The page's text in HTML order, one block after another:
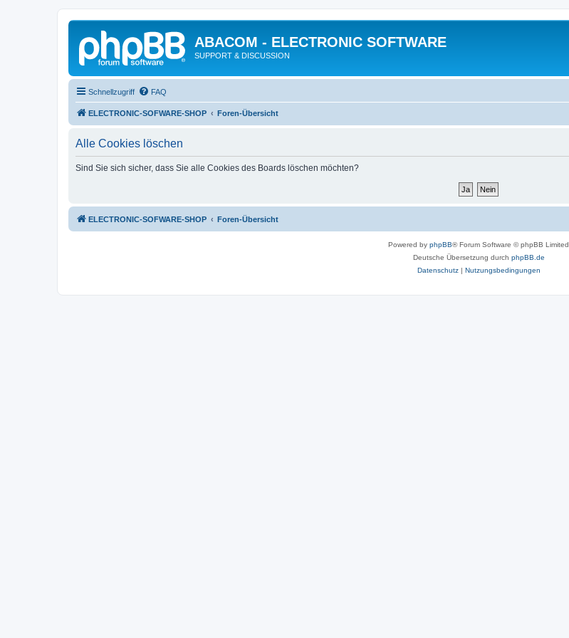
ABACOM - ELECTRONIC SOFTWARE
SUPPORT & DISCUSSION
Schnellzugriff FAQ
ELECTRONIC-SOFWARE-SHOP Foren-Übersicht
Alle Cookies löschen
Sind Sie sich sicher, dass Sie alle Cookies des Boards löschen möchten?
ELECTRONIC-SOFWARE-SHOP Foren-Übersicht
Powered by phpBB® Forum Software © phpBB Limited
Deutsche Übersetzung durch phpBB.de
Datenschutz| Nutzungsbedingungen